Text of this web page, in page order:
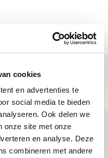
cookies
en advertenties te
social media te bieden
Ook delen we
onze site met onze
en analyse. Deze
combineren met andere